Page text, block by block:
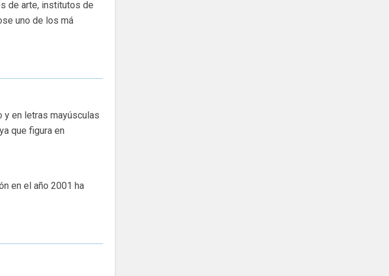
de arte, institutos de
uno de los má
y en letras mayúsculas
que figura en
en el año 2001 ha